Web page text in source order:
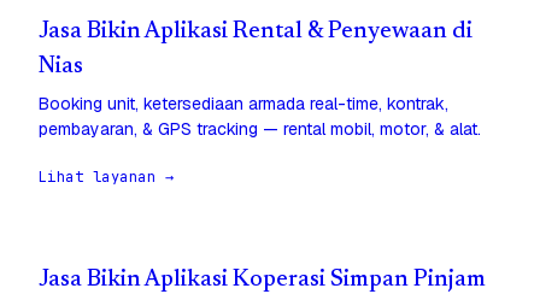
Jasa Bikin Aplikasi Rental & Penyewaan di
Nias
Booking unit, ketersediaan armada real-time, kontrak,
pembayaran, & GPS tracking — rental mobil, motor, & alat.
Lihat layanan →
Jasa Bikin Aplikasi Koperasi Simpan Pinjam